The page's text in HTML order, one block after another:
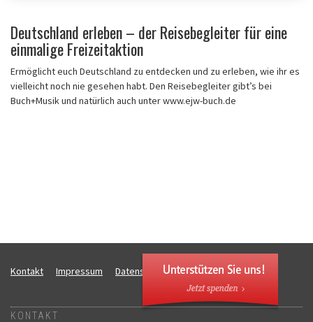
Deutschland erleben – der Reisebegleiter für eine
einmalige Freizeitaktion
Ermöglicht euch Deutschland zu entdecken und zu erleben, wie ihr es
vielleicht noch nie gesehen habt. Den Reisebegleiter gibt’s bei
Buch+Musik und natürlich auch unter www.ejw-buch.de
Kontakt Impressum Datenschutz SW:live DB:live V:
KONTAKT